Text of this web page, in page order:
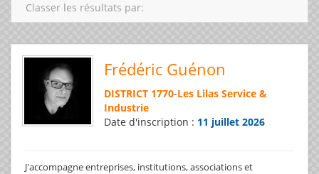
Classer les résultats par:
Frédéric Guénon
DISTRICT 1770-Les Lilas Service &
Industrie
Date d'inscription : 11 juillet 2026
J'accompagne entreprises, institutions, associations et